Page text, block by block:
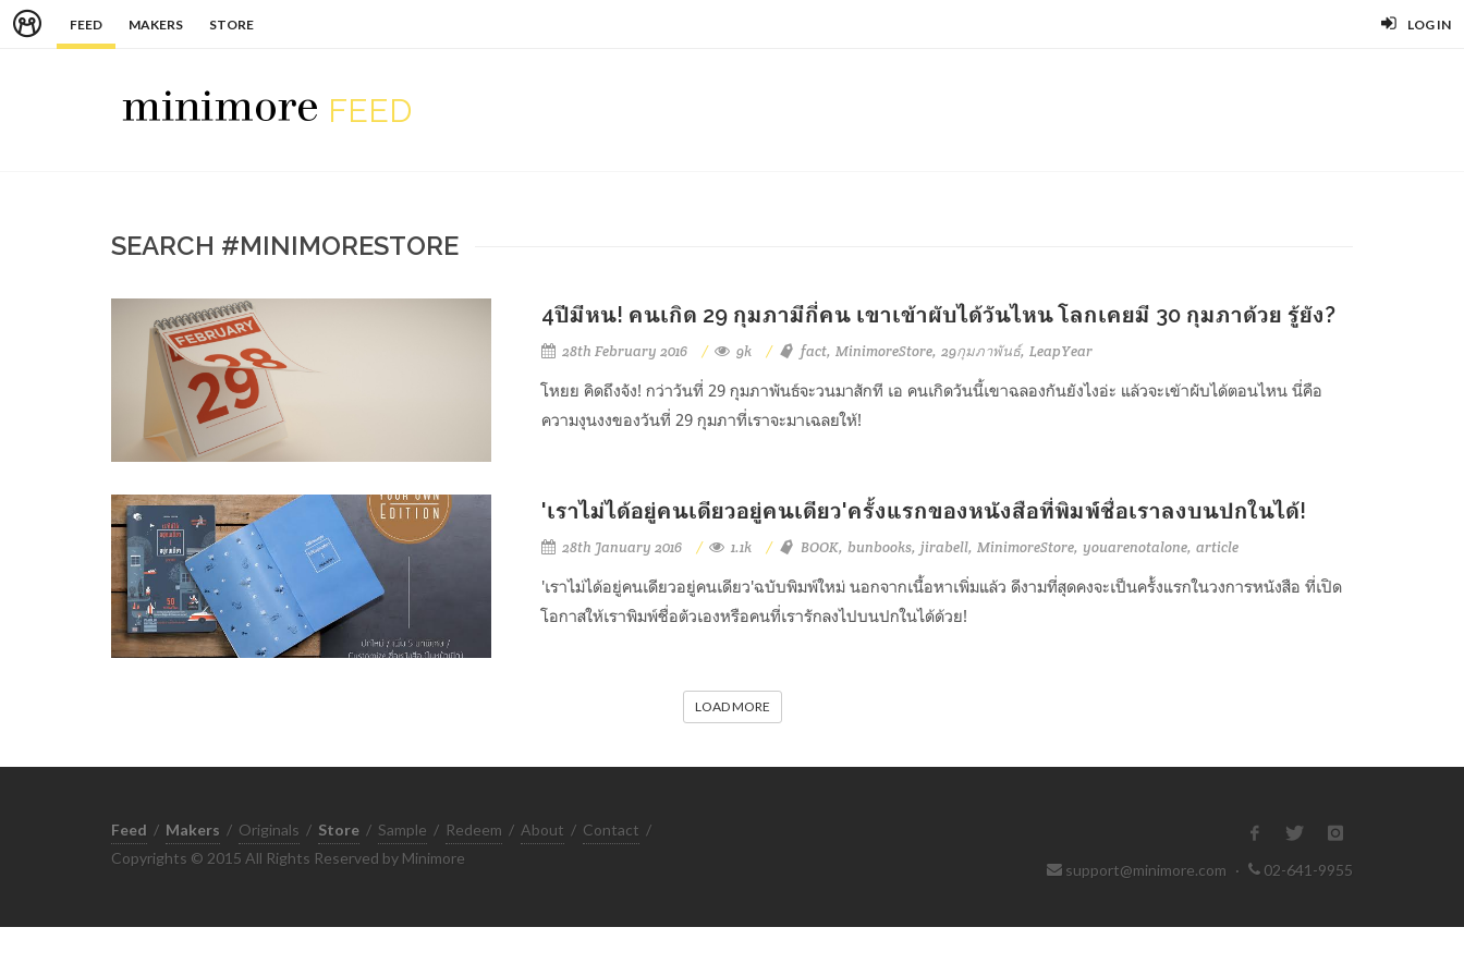
FEED MAKERS STORE LOG IN
FEED
SEARCH #MINIMORESTORE
4ปีมีหน! คนเกิด 29 กุมภามีกี่คน เขาเข้าผับได้วันไหน โลกเคยมี 30 กุมภาด้วย รู้ยัง?
28th February 2016 9k fact MinimoreStore 29กุมภาพันธ์ LeapYear
โหยย คิดถึงจัง! กว่าวันที่ 29 กุมภาพันธ์จะวนมาสักที เอ คนเกิดวันนี้เขาฉลองกันยังไงอ่ะ แล้วจะเข้าผับได้ตอนไหน นี่คือ
ความงุนงงของวันที่ 29 กุมภาที่เราจะมาเฉลยให้!
'เราไม่ได้อยู่คนเดียวอยู่คนเดียว'ครั้งแรกของหนังสือที่พิมพ์ชื่อเราลงบนปกในได้!
28th January 2016 1.1k BOOK bunbooks jirabell MinimoreStore youarenotalone article
'เราไม่ได้อยู่คนเดียวอยู่คนเดียว'ฉบับพิมพ์ใหม่ นอกจากเนื้อหาเพิ่มแล้ว ดีงามที่สุดคงจะเป็นครั้งแรกในวงการหนังสือ ที่เปิด
โอกาสให้เราพิมพ์ชื่อตัวเองหรือคนที่เรารักลงไปบนปกในได้ด้วย!
LOAD MORE
Feed / Makers / Originals / Store / Sample / Redeem / About / Contact /
Copyrights © 2015 All Rights Reserved by Minimore
support@minimore.com · 02-641-9955